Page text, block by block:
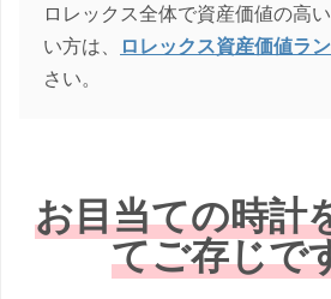
ロレックス全体で資産価値の高
い方は、
ロレックス資産価値ラ
さい。
お目当ての時計
てご存じで